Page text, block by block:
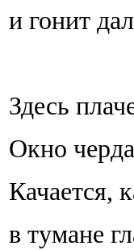
и гонит
Здесь
Окно
Качается,
в тумане